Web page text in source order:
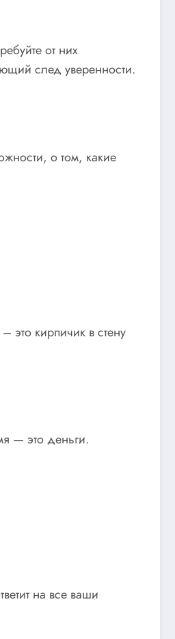
от них
след уверенности.
о том, какие
это кирпичик в стену
— это деньги.
на все ваши